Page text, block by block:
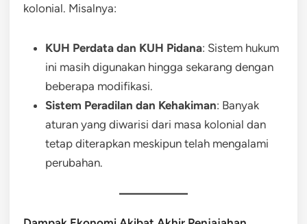
kolonial. Misalnya:
KUH Perdata dan KUH Pidana: Sistem hukum
ini masih digunakan hingga sekarang dengan
beberapa modifikasi.
Sistem Peradilan dan Kehakiman: Banyak
aturan yang diwarisi dari masa kolonial dan
tetap diterapkan meskipun telah mengalami
perubahan.